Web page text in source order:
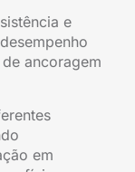
e
ancoragem
em